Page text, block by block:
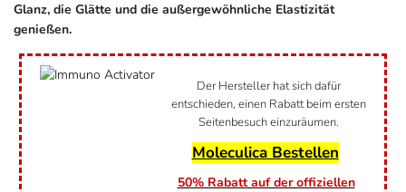
Glanz, die Glätte und die außergewöhnliche Elastizität
genießen.
Der Hersteller hat sich dafür
entschieden, einen Rabatt beim ersten
Seitenbesuch einzuräumen.
Moleculica Bestellen
50% Rabatt auf der offiziellen